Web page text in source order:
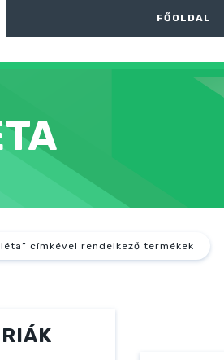
FŐOLDAL
címkével rendelkező termékek